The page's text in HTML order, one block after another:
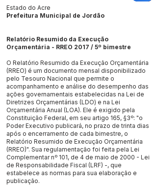
Estado do Acre
Prefeitura Municipal de Jordão
Relatório Resumido da Execução
Orçamentária - RREO 2017 / 5º bimestre
O Relatório Resumido da Execução Orçamentária
(RREO) é um documento mensal disponibilizado
pelo Tesouro Nacional que permite o
acompanhamento e análise do desempenho das
ações governamentais estabelecidas na Lei de
Diretrizes Orçamentárias (LDO) e na Lei
Orçamentária Anual (LOA). Ele é exigido pela
Constituição Federal, em seu artigo 165, §3º: "o
Poder Executivo publicará, no prazo de trinta dias
após o encerramento de cada bimestre, o
Relatório Resumido de Execução Orçamentária
(RREO)". Sua regulamentação foi feita pela Lei
Complementar nº 101, de 4 de maio de 2000 - Lei
de Responsabilidade Fiscal (LRF) -, que
estabelece as normas para sua elaboração e
publicação.